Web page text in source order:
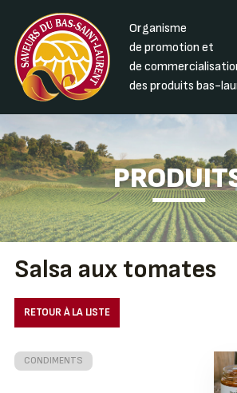
Organisme
de promotion et
de
des produits bas-
Salsa aux tomates
RETOUR À LA LISTE
CONDIMENTS